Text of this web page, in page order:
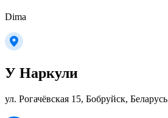
Dima
У Наркули
ул. Рогачёвская 15, Бобруйск, Беларусь